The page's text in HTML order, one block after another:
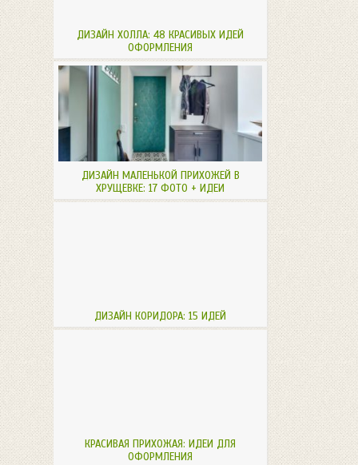
ДИЗАЙН ХОЛЛА: 48 КРАСИВЫХ ИДЕЙ
ОФОРМЛЕНИЯ
ДИЗАЙН МАЛЕНЬКОЙ ПРИХОЖЕЙ В
ХРУЩЕВКЕ: 17 ФОТО + ИДЕИ
ДИЗАЙН КОРИДОРА: 15 ИДЕЙ
КРАСИВАЯ ПРИХОЖАЯ: ИДЕИ ДЛЯ
ОФОРМЛЕНИЯ